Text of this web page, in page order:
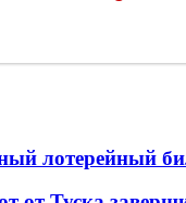
лотерейный